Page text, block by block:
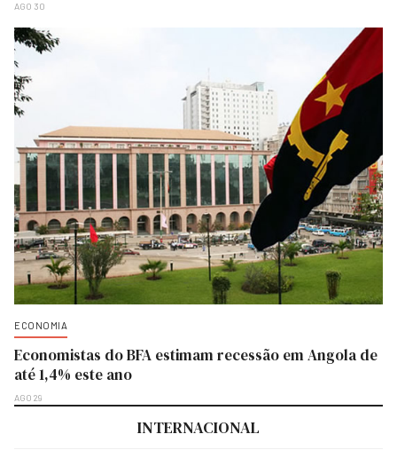
AGO 30
ECONOMIA
Economistas do BFA estimam recessão em Angola de
até 1,4% este ano
AGO 29
INTERNACIONAL